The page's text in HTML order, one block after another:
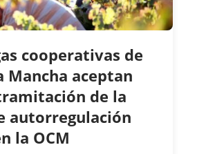
cooperativas de
Mancha aceptan
de la
autorregulación
la OCM